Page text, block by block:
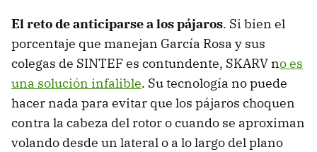
El reto de anticiparse a los pájaros. Si bien el
porcentaje que manejan García Rosa y sus
colegas de SINTEF es contundente, SKARV no es
una solución infalible. Su tecnología no puede
hacer nada para evitar que los pájaros choquen
contra la cabeza del rotor o cuando se aproximan
volando desde un lateral o a lo largo del plano